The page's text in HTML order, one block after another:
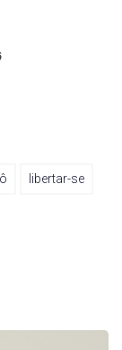
libertar-se